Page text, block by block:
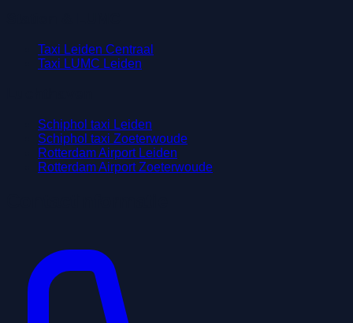
Taxi Leiden Centraal
Taxi LUMC Leiden
Schiphol taxi Leiden
Schiphol taxi Zoeterwoude
Rotterdam Airport Leiden
Rotterdam Airport Zoeterwoude